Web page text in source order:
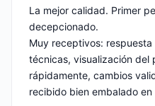
La mejor calidad. Primer
decepcionado.
Muy receptivos:
técnicas, visualización del
rápidamente, cambios
recibido bien embalado en